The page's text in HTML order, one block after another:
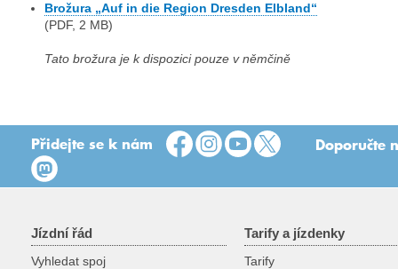
Brožura „Auf in die Region Dresden Elbland“
(PDF, 2 MB)
Tato brožura je k dispozici pouze v němčině
Přidejte se k nám Doporučte
Jízdní řád
Vyhledat spoj
Tarify a jízdenky
Tarify